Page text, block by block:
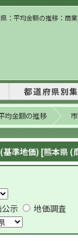
：平均金額の推移：商
都道府県別
均金額の推移
準地価) [熊本県 (
示
地価調査